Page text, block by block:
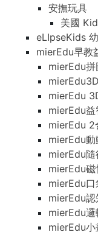
安撫玩具
美國
eLIpseKids
mierEdu早教
mierEdu拼
mierEdu
mierEdu益
mierEdu 2
mierEdu動
mierEdu隨
mierEdu磁
mierEdu口
mierEdu認
mierEdu邏
mierEdu小